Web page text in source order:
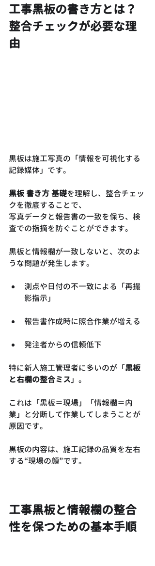
工事黒板の書き方とは？
整合チェックが必要な理
由
黒板は施工写真の「情報を可視化する
記録媒体」です。
黒板 書き方 基礎を理解し、整合チェッ
クを徹底することで、
写真データと報告書の一致を保ち、検
査での指摘を防ぐことができます。
黒板と情報欄が一致しないと、次のよ
うな問題が発生します。
測点や日付の不一致による「再撮
影指示」
報告書作成時に照合作業が増える
発注者からの信頼低下
特に新人施工管理者に多いのが「黒板
と右欄の整合ミス 」。
これは「黒板＝現場」「情報欄＝内
業」と分断して作業してしまうことが
原因です。
黒板の内容は、施工記録の品質を左右
する“現場の顔”です。
工事黒板と情報欄の整合
性を保つための基本手順